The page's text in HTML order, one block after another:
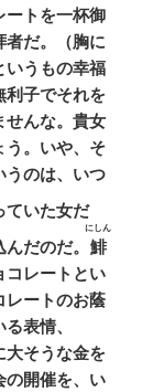
トを一杯御
者だ。（胸に
いうもの幸福
利子でそれを
んな。貴女
う。いや、そ
うのは、いつ
ていた女だ
だのだ。 鯡
にしん
コレートとい
レートのお蔭
表情、
大そうな金を
開催を、い